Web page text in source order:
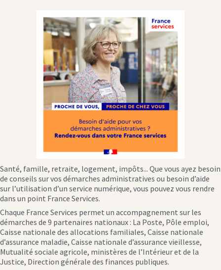
Santé, famille, retraite, logement, impôts... Que vous ayez besoin
de conseils sur vos démarches administratives ou besoin d’aide
sur l’utilisation d’un service numérique, vous pouvez vous rendre
dans un point France Services.
Chaque France Services permet un accompagnement sur les
démarches de 9 partenaires nationaux : La Poste, Pôle emploi,
Caisse nationale des allocations familiales, Caisse nationale
d’assurance maladie, Caisse nationale d’assurance vieillesse,
Mutualité sociale agricole, ministères de l’Intérieur et de la
Justice, Direction générale des finances publiques.